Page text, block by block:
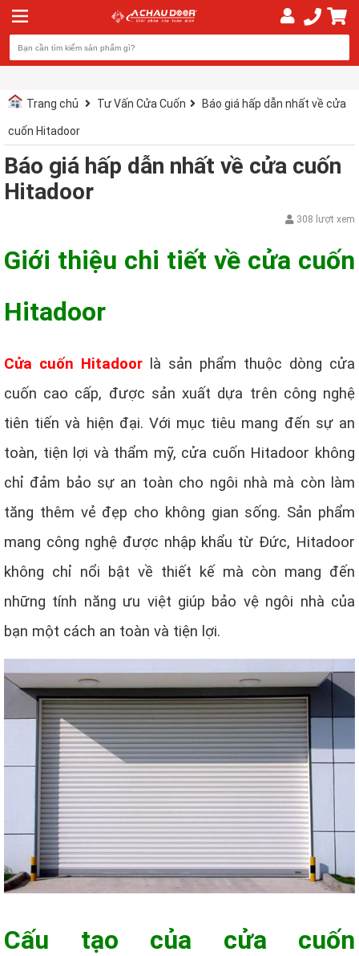
Trang chủ Tư Vấn Cửa Cuốn Báo giá hấp dẫn nhất về cửa
cuốn Hitadoor
Báo giá hấp dẫn nhất về cửa cuốn
Hitadoor
308 lượt xem
Giới thiệu chi tiết về cửa cuốn
Hitadoor
Cửa cuốn Hitadoor là sản phẩm thuộc dòng cửa
cuốn cao cấp, được sản xuất dựa trên công nghệ
tiên tiến và hiện đại. Với mục tiêu mang đến sự an
toàn, tiện lợi và thẩm mỹ, cửa cuốn Hitadoor không
chỉ đảm bảo sự an toàn cho ngôi nhà mà còn làm
tăng thêm vẻ đẹp cho không gian sống. Sản phẩm
mang công nghệ được nhập khẩu từ Đức, Hitadoor
không chỉ nổi bật về thiết kế mà còn mang đến
những tính năng ưu việt giúp bảo vệ ngôi nhà của
bạn một cách an toàn và tiện lợi.
Cấu tạo của cửa cuốn